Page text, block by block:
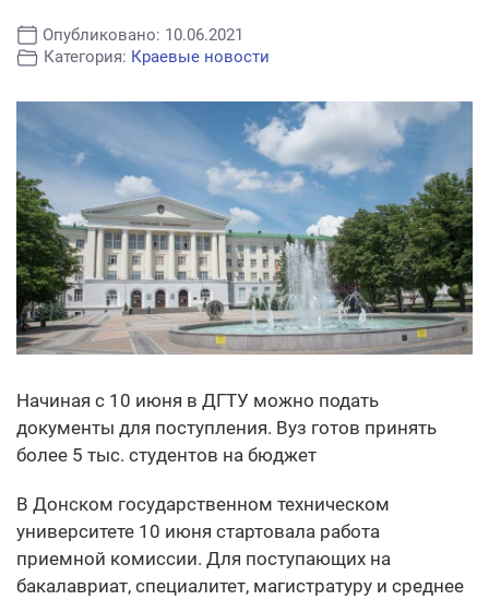
Опубликовано: 10.06.2021
Категория: Краевые новости
Начиная с 10 июня в ДГТУ можно подать
документы для поступления. Вуз готов принять
более 5 тыс. студентов на бюджет
В Донском государственном техническом
университете 10 июня стартовала работа
приемной комиссии. Для поступающих на
бакалавриат, специалитет, магистратуру и среднее